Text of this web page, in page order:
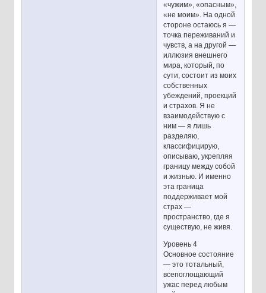
«чужим», «опасным»,
«не моим». На одной
стороне остаюсь я —
точка переживаний и
чувств, а на другой —
иллюзия внешнего
мира, который, по
сути, состоит из моих
собственных
убеждений, проекций
и страхов. Я не
взаимодействую с
ним — я лишь
разделяю,
классифицирую,
описываю, укрепляя
границу между собой
и жизнью. И именно
эта граница
поддерживает мой
страх —
пространство, где я
существую, не живя.
Уровень 4
Основное состояние
— это тотальный,
всепоглощающий
ужас перед любым